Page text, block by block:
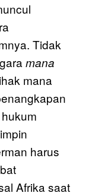
Tidak
mana
mana
harus
Afrika saat